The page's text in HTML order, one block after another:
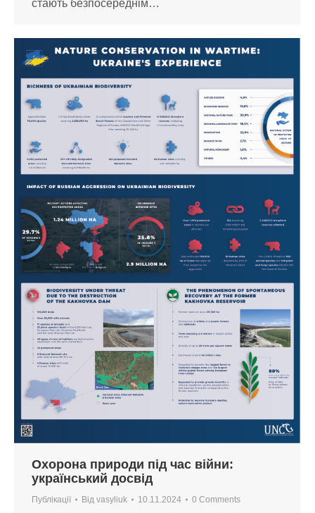
стають безпосереднім…
Охорона природи під час війни:
український досвід
Публікації Від vasyliuk 10.11.2024 0 Comments